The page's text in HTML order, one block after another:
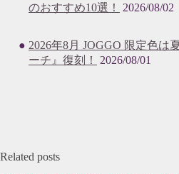
のおすすめ10選！
2026/08/02
2026年8月 JOGGO 限定色は
ーチ』復刻！
2026/08/01
Related posts